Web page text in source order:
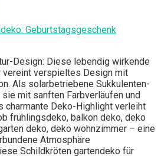
Geburtstagsgeschenk
Design: Diese lebendig wirkende
vereint verspieltes Design mit
Als solarbetriebene Sukkulenten-
mit sanften Farbverläufen und
charmante Deko-Highlight verleiht
frühlingsdeko, balkon deko, deko
deko, deko wohnzimmer – eine
Atmosphäre
Schildkröten gartendeko für